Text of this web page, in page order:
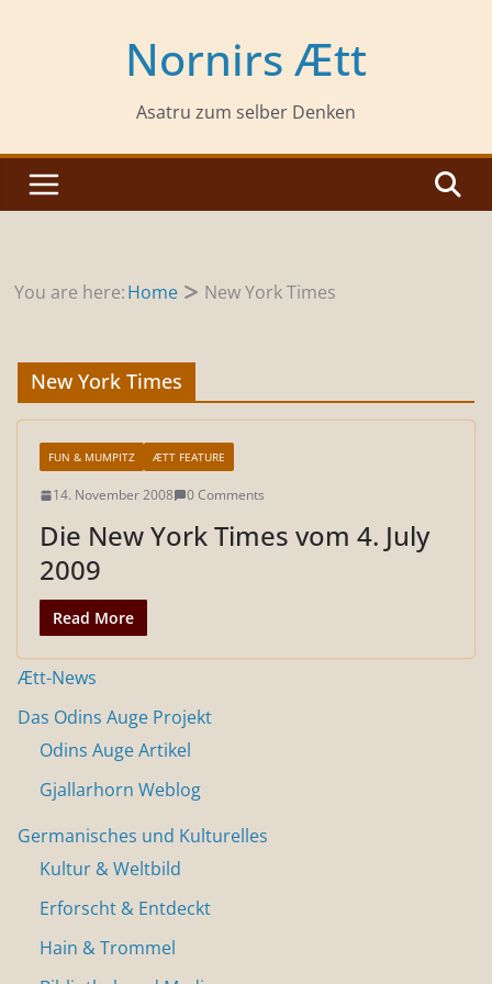
Nornirs Ætt
Asatru zum selber Denken
You are here:Home New York Times
New York Times
FUN & MUMPITZ ÆTT FEATURE
14. November 2008 0 Comments
Die New York Times vom 4. July
2009
Read More
Ætt-News
Das Odins Auge Projekt
Odins Auge Artikel
Gjallarhorn Weblog
Germanisches und Kulturelles
Kultur & Weltbild
Erforscht & Entdeckt
Hain & Trommel